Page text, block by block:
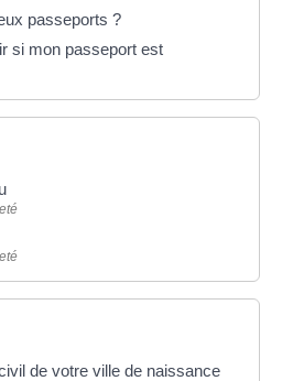
passeports ?
si mon passeport est
de votre ville de naissance